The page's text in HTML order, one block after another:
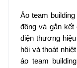
Áo team
động và gắn
diện thương
hôi và thoát
áo team